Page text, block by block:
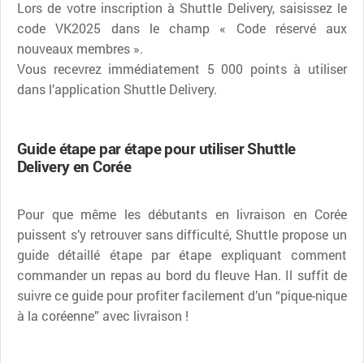
Lors de votre inscription à Shuttle Delivery, saisissez le
code VK2025 dans le champ « Code réservé aux
nouveaux membres ».
Vous recevrez immédiatement 5 000 points à utiliser
dans l’application Shuttle Delivery.
Guide étape par étape pour utiliser Shuttle
Delivery en Corée
Pour que même les débutants en livraison en Corée
puissent s’y retrouver sans difficulté, Shuttle propose un
guide détaillé étape par étape expliquant comment
commander un repas au bord du fleuve Han. Il suffit de
suivre ce guide pour profiter facilement d’un “pique-nique
à la coréenne” avec livraison !